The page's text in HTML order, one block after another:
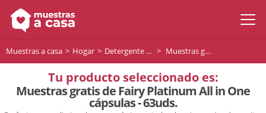
Muestras a casa Hogar Detergente Lavavajillas Muestras gratis de Fairy Platinum All in One cápsulas - 63uds.
Tu producto seleccionado es:
Muestras gratis de Fairy Platinum All in One
cápsulas - 63uds.